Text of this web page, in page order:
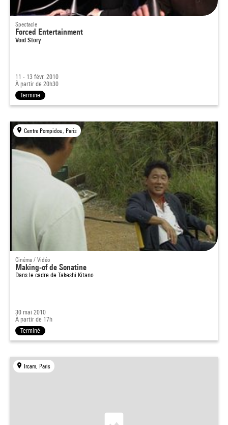
Spectacle
Forced Entertainment
Void Story
11 - 13 févr. 2010
À partir de 20h30
Terminé
Centre Pompidou, Paris
Cinéma / Vidéo
Making-of de Sonatine
Dans le cadre de Takeshi Kitano
30 mai 2010
À partir de 17h
Terminé
Ircam, Paris